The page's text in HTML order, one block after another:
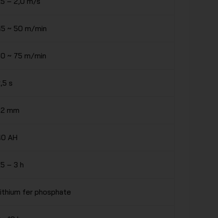
~ 50 m/min
~ 75 m/min
s
mm
AH
– 3 h
fer phosphate